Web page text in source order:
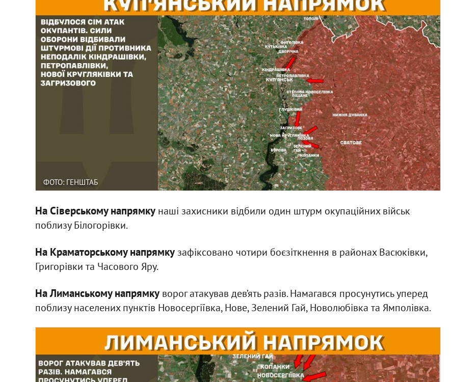
ФОТО: ГЕНШТАБ
На Сіверському напрямкунаші захисники відбили один штурм окупаційних військ
поблизу Білогорівки.
На Краматорському напрямкузафіксовано чотири боєзіткнення в районах Васюківки,
Григорівки та Часового Яру.
На Лиманському напрямкуворог атакував дев’ять разів. Намагався просунутись уперед
поблизу населених пунктів Новосергіївка, Нове, Зелений Гай, Новолюбівка та Ямполівка.